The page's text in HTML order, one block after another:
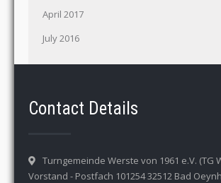
April 2017
July 2016
Contact Details
Turngemeinde Werste von 1961 e.V. (TG
Vorstand - Postfach 101254 32512 Bad